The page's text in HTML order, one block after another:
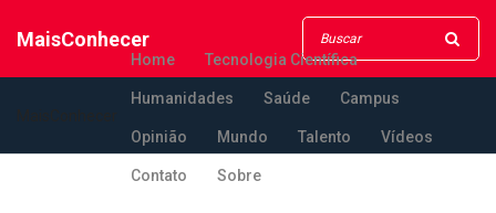
MaisConhecer
Home Tecnologia Científica
Humanidades Saúde Campus
Opinião Mundo Talento Vídeos
Contato Sobre